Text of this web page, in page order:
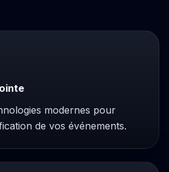
modernes pour
de vos événements.